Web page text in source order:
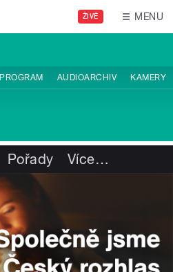
ŽIVĚ MENU
PROGRAM AUDIOARCHIV KAMERY
Pořady Více…